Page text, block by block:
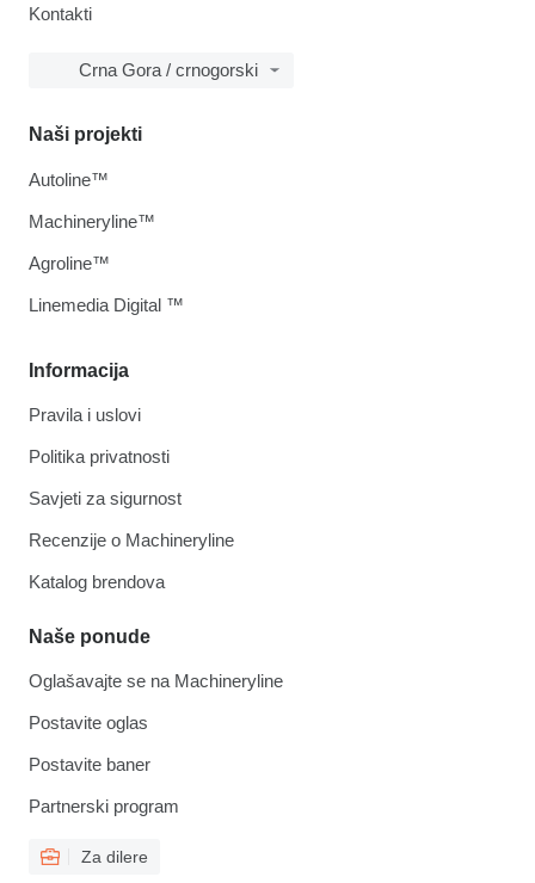
Kontakti
Crna Gora / crnogorski
Informacija
Pravila i uslovi
Politika privatnosti
Savjeti za sigurnost
Recenzije o Machineryline
Katalog brendova
Naše ponude
Oglašavajte se na Machineryline
Postavite oglas
Postavite baner
Partnerski program
Za dilere
Naši projekti
Autoline™
Machineryline™
Agroline™
Linemedia Digital ™